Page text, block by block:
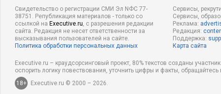
Свидетельство о регистрации СМИ Эл NФС 77-
38751. Републикация материалов - только со
ссылкой на Executive.ru , с разрешения редакции
сайта. Редакция не несет ответственности за
высказывания пользователей на сайте.
Политика обработки персональных данных
Сервисы,
Сервисы,
Реклама:
Редакция:
Поддержка:
Карта сайта
Executive.ru – краудсорсинговый проект, 80% текстов созданы
оспорить логику повествования, уточнить цифры и факты,
18+
Executive.ru © 2000 – 2026.